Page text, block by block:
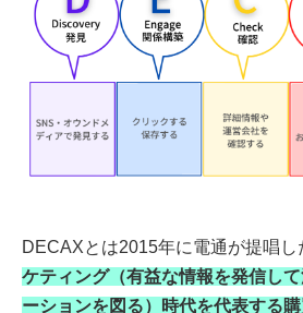
DECAXとは2015年に電通が提唱し
ケティング（有益な情報を発信し
ーションを図る）時代を代表する購